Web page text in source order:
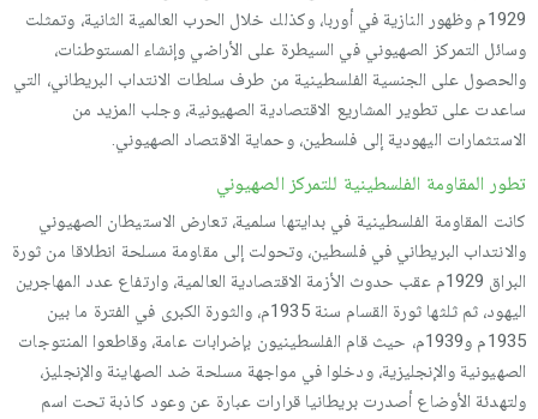
1929م وظهور النازية في أوربا، وكذلك خلال الحرب العالمية الثانية، وتمثلت
وسائل التمركز الصهيوني في السيطرة على الأراضي وإنشاء المستوطنات،
والحصول على الجنسية الفلسطينية من طرف سلطات الانتداب البريطاني، التي
ساعدت على تطوير المشاريع الاقتصادية الصهيونية، وجلب المزيد من
الاستثمارات اليهودية إلى فلسطين، وحماية الاقتصاد الصهيوني.
تطور المقاومة الفلسطينية للتمركز الصهيوني
كانت المقاومة الفلسطينية في بدايتها سلمية، تعارض الاستيطان الصهيوني
والانتداب البريطاني في فلسطين، وتحولت إلى مقاومة مسلحة انطلاقا من ثورة
البراق 1929م عقب حدوث الأزمة الاقتصادية العالمية، وارتفاع عدد المهاجرين
اليهود، ثم ثلثها ثورة القسام سنة 1935م، والثورة الكبرى في الفترة ما بين
1935م و1939م، حيث قام الفلسطينيون بإضرابات عامة، وقاطعوا المنتوجات
الصهيونية والإنجليزية، ودخلوا في مواجهة مسلحة ضد الصهاينة والإنجليز،
ولتهدئة الأوضاع أصدرت بريطانيا قرارات عبارة عن وعود كاذبة تحت اسم